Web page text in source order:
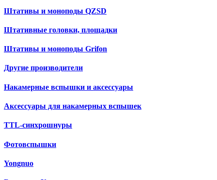
Штативы и моноподы QZSD
Штативные головки, площадки
Штативы и моноподы Grifon
Другие производители
Накамерные вспышки и аксессуары
Аксессуары для накамерных вспышек
TTL-синхрошнуры
Фотовспышки
Yongnuo